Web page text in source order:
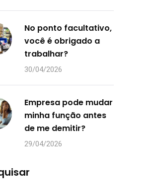
No ponto facultativo,
você é obrigado a
trabalhar?
30/04/2026
Empresa pode mudar
minha função antes
de me demitir?
29/04/2026